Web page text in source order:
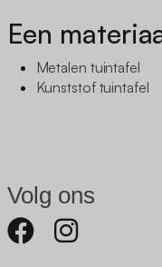
Een
Metalen tuintafel
Kunststof tuintafel
Volg ons